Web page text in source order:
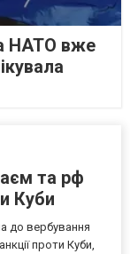
НАТО вже
та рф
Куби
до вербування
проти Куби,